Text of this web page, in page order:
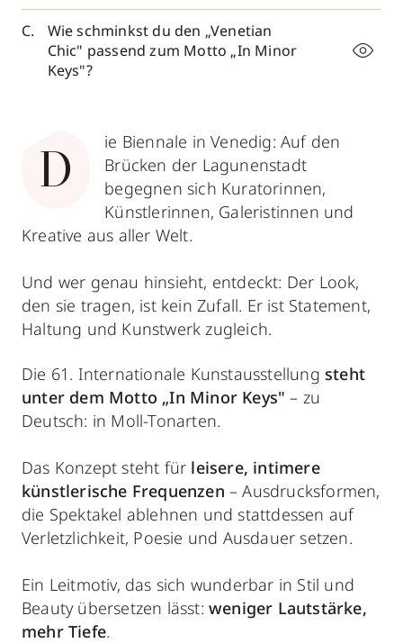
Wie schminkst du den „Venetian
Chic" passend zum Motto „In Minor
Keys"?
D
ie Biennale in Venedig: Auf den
Brücken der Lagunenstadt
begegnen sich Kuratorinnen,
Künstlerinnen, Galeristinnen und
Kreative aus aller Welt.
Und wer genau hinsieht, entdeckt: Der Look,
den sie tragen, ist kein Zufall. Er ist Statement,
Haltung und Kunstwerk zugleich.
Die 61. Internationale Kunstausstellung steht
unter dem Motto „In Minor Keys" – zu
Deutsch: in Moll-Tonarten.
Das Konzept steht für leisere, intimere
künstlerische Frequenzen – Ausdrucksformen,
die Spektakel ablehnen und stattdessen auf
Verletzlichkeit, Poesie und Ausdauer setzen.
Ein Leitmotiv, das sich wunderbar in Stil und
Beauty übersetzen lässt: weniger Lautstärke,
mehr Tiefe.